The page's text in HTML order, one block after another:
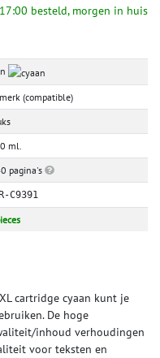
besteld, morgen in huis
(compatible)
ml.
pagina's
C9391
cartridge cyaan kunt je
De hoge
inhoud verhoudingen
voor teksten en